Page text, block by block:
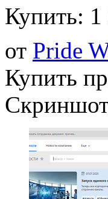
Купить:
от Pride
Купить